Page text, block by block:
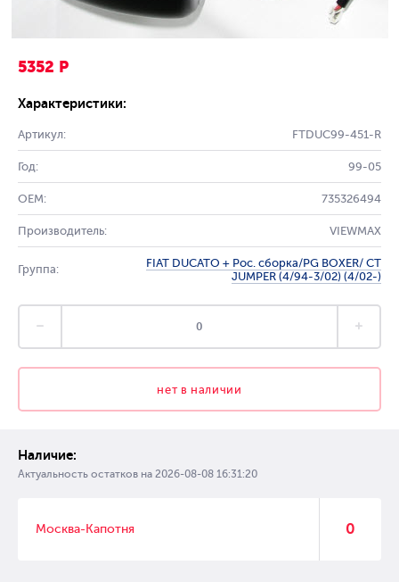
5352 Р
Характеристики:
Артикул: FTDUC99-451-R
Год: 99-05
OEM: 735326494
Производитель: VIEWMAX
Группа:
FIAT DUCATO + Рос. сборка/PG BOXER/ CT
JUMPER (4/94-3/02) (4/02-)
нет в наличии
Наличие:
Актуальность остатков на 2026-08-08 16:31:20
Москва-Капотня 0